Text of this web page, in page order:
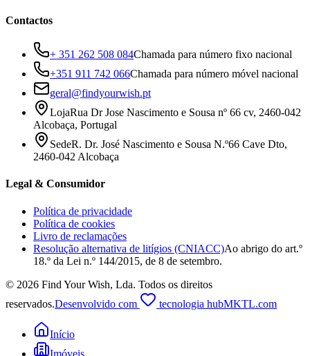
Contactos
+ 351 262 508 084Chamada para número fixo nacional
+351 911 742 066Chamada para número móvel nacional
geral@findyourwish.pt
LojaRua Dr Jose Nascimento e Sousa nº 66 cv, 2460-042
Alcobaça, Portugal
SedeR. Dr. José Nascimento e Sousa N.º66 Cave Dto,
2460-042 Alcobaça
Legal & Consumidor
Política de privacidade
Política de cookies
Livro de reclamações
Resolução alternativa de litígios (CNIACC)Ao abrigo do art.º
18.º da Lei n.º 144/2015, de 8 de setembro.
© 2026 Find Your Wish, Lda. Todos os direitos
reservados.Desenvolvido com tecnologia hubMKTL.com
Início
Imóveis